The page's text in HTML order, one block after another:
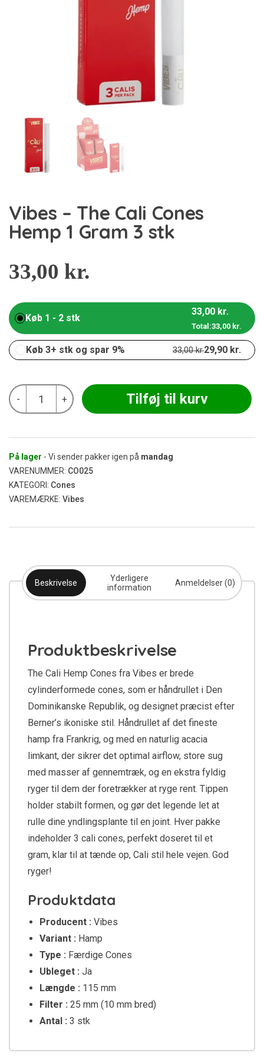
Vibes – The Cali Cones
Hemp 1 Gram 3 stk
33,00 kr.
Køb 1 - 2 stk
33,00 kr.
Total:33,00 kr.
Køb 3+ stk og spar 9% 33,00kr.29,90 kr.
-
Vibes
The
1
Gram
3
stk
antal
+ Tilføj til kurv
På lager - Vi sender pakker igen på mandag
VARENUMMER: CO025
KATEGORI: Cones
VAREMÆRKE: Vibes
Beskrivelse
Yderligere
information
Anmeldelser (0)
Produktbeskrivelse
The Cali Hemp Cones fra Vibes er brede
cylinderformede cones, som er håndrullet i Den
Dominikanske Republik, og designet præcist efter
Berner’s ikoniske stil. Håndrullet af det fineste
hamp fra Frankrig, og med en naturlig acacia
limkant, der sikrer det optimal airflow, store sug
med masser af gennemtræk, og en ekstra fyldig
ryger til dem der foretrækker at ryge rent. Tippen
holder stabilt formen, og gør det legende let at
rulle dine yndlingsplante til en joint. Hver pakke
indeholder 3 cali cones, perfekt doseret til et
gram, klar til at tænde op, Cali stil hele vejen. God
ryger!
Produktdata
Producent : Vibes
Variant : Hamp
Type : Færdige Cones
Ubleget : Ja
Længde : 115 mm
Filter : 25 mm (10 mm bred)
Antal : 3 stk